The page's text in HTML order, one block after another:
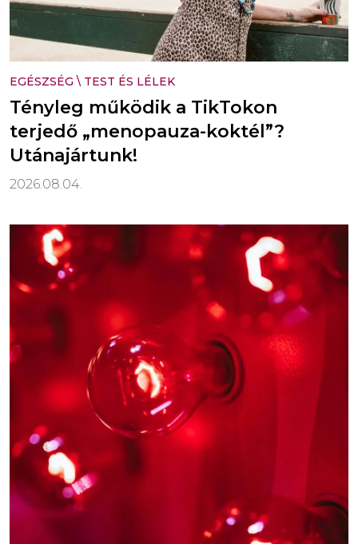
EGÉSZSÉG \ TEST ÉS LÉLEK
Tényleg működik a TikTokon
terjedő „menopauza-koktél”?
Utánajártunk!
2026.08.04.